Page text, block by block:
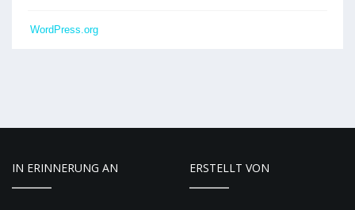
WordPress.org
IN ERINNERUNG AN ERSTELLT VON